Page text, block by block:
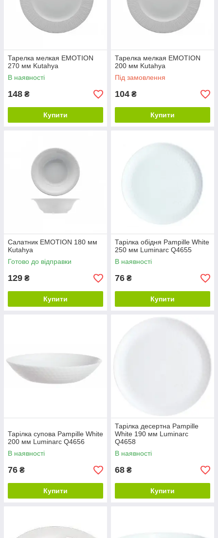
Тарелка мелкая EMOTION
270 мм Kutahya
В наявності
148 ₴
Купити
Тарелка мелкая EMOTION
200 мм Kutahya
Під замовлення
104 ₴
Купити
Салатник EMOTION 180 мм
Kutahya
Готово до відправки
129 ₴
Купити
Тарілка обідня Pampille White
250 мм Luminarc Q4655
В наявності
76 ₴
Купити
Тарілка супова Pampille White
200 мм Luminarc Q4656
В наявності
76 ₴
Купити
Тарілка десертна Pampille
White 190 мм Luminarc
Q4658
В наявності
68 ₴
Купити